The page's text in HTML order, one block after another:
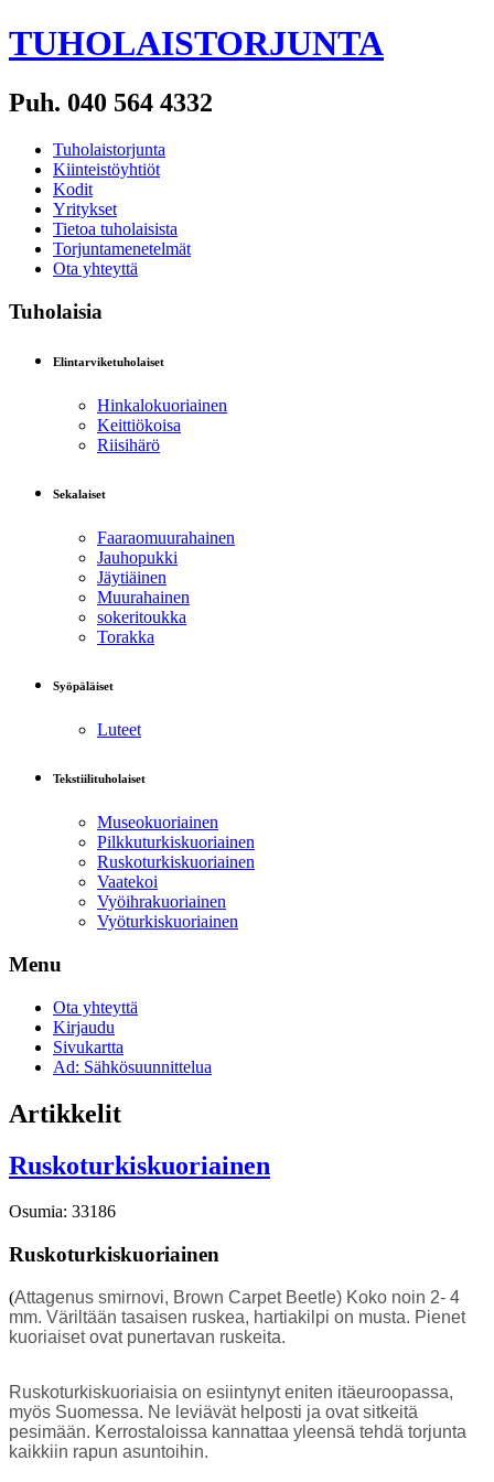
TUHOLAISTORJUNTA
Puh. 040 564 4332
Tuholaistorjunta
Kiinteistöyhtiöt
Kodit
Yritykset
Tietoa tuholaisista
Torjuntamenetelmät
Ota yhteyttä
Tuholaisia
Elintarviketuholaiset
Hinkalokuoriainen
Keittiökoisa
Riisihärö
Sekalaiset
Faaraomuurahainen
Jauhopukki
Jäytiäinen
Muurahainen
sokeritoukka
Torakka
Syöpäläiset
Luteet
Tekstiilituholaiset
Museokuoriainen
Pilkkuturkiskuoriainen
Ruskoturkiskuoriainen
Vaatekoi
Vyöihrakuoriainen
Vyöturkiskuoriainen
Menu
Ota yhteyttä
Kirjaudu
Sivukartta
Ad: Sähkösuunnittelua
Artikkelit
Ruskoturkiskuoriainen
Osumia: 33186
Ruskoturkiskuoriainen
(Attagenus smirnovi, Brown Carpet Beetle) Koko noin 2- 4
mm. Väriltään tasaisen ruskea, hartiakilpi on musta. Pienet
kuoriaiset ovat punertavan ruskeita.
Ruskoturkiskuoriaisia on esiintynyt eniten itäeuroopassa,
myös Suomessa. Ne leviävät helposti ja ovat sitkeitä
pesimään. Kerrostaloissa kannattaa yleensä tehdä torjunta
kaikkiin rapun asuntoihin.